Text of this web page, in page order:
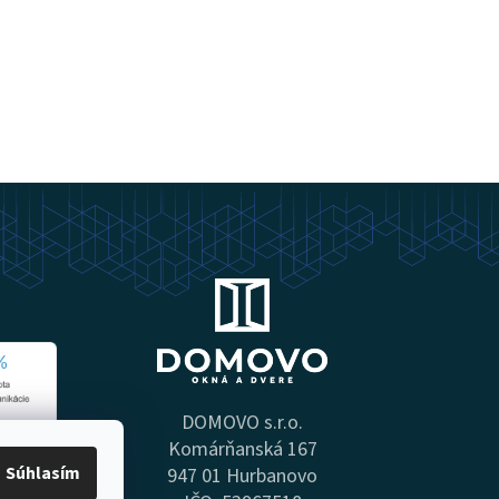
Súhlasím
DOMOVO s.r.o.
Komárňanská 167
947 01 Hurbanovo